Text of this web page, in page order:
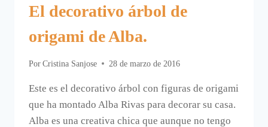
El decorativo árbol de
origami de Alba.
Por Cristina Sanjose 28 de marzo de 2016
Este es el decorativo árbol con figuras de origami
que ha montado Alba Rivas para decorar su casa.
Alba es una creativa chica que aunque no tengo